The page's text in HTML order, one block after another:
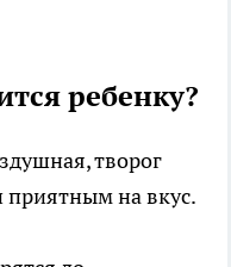
ребенку?
творог
на вкус.